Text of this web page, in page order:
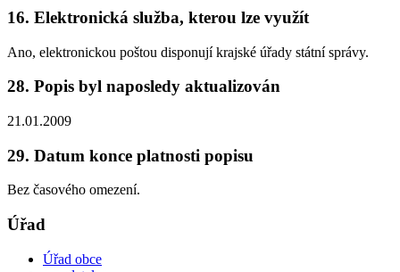
16. Elektronická služba, kterou lze využít
Ano, elektronickou poštou disponují krajské úřady státní správy.
28. Popis byl naposledy aktualizován
21.01.2009
29. Datum konce platnosti popisu
Bez časového omezení.
Úřad
Úřad obce